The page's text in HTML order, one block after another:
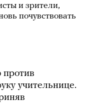
и зрители,
почувствовать
против
учительнице.